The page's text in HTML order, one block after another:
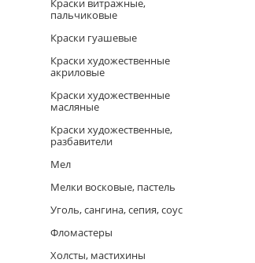
Краски витражные,
пальчиковые
Краски гуашевые
Краски художественные
акриловые
Краски художественные
масляные
Краски художественные,
разбавители
Мел
Мелки восковые, пастель
Уголь, сангина, сепия, соус
Фломастеpы
Холсты, мастихины